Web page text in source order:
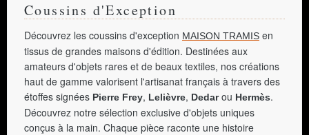
Coussins d'Exception
Découvrez les coussins d'exception MAISON TRAMIS en
tissus de grandes maisons d'édition. Destinées aux
amateurs d'objets rares et de beaux textiles, nos créations
haut de gamme valorisent l'artisanat français à travers des
étoffes signées Pierre Frey, Lelièvre, Dedarou Hermès.
Découvrez notre sélection exclusive d'objets uniques
conçus à la main. Chaque pièce raconte une histoire